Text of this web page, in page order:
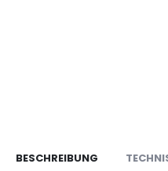
BESCHREIBUNG